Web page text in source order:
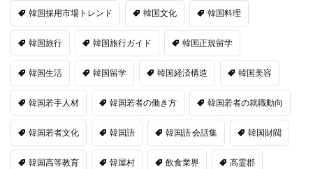
韓国採用市場トレンド 韓国文化 韓国料理
韓国旅行 韓国旅行ガイド 韓国正規留学
韓国生活 韓国留学 韓国経済構造 韓国美容
韓国若手人材 韓国若者の働き方 韓国若者の就職動向
韓国若者文化 韓国語 韓国語 会話集 韓国財閥
韓国高等教育 韓屋村 飲食業界 高霊郡